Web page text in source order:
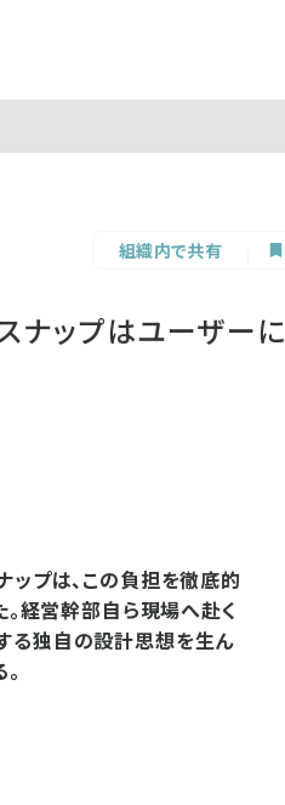
組織内で共有
ナップはユーザーに
プは、この負担を徹底的
経営幹部自ら現場へ赴く
る独自の設計思想を生ん